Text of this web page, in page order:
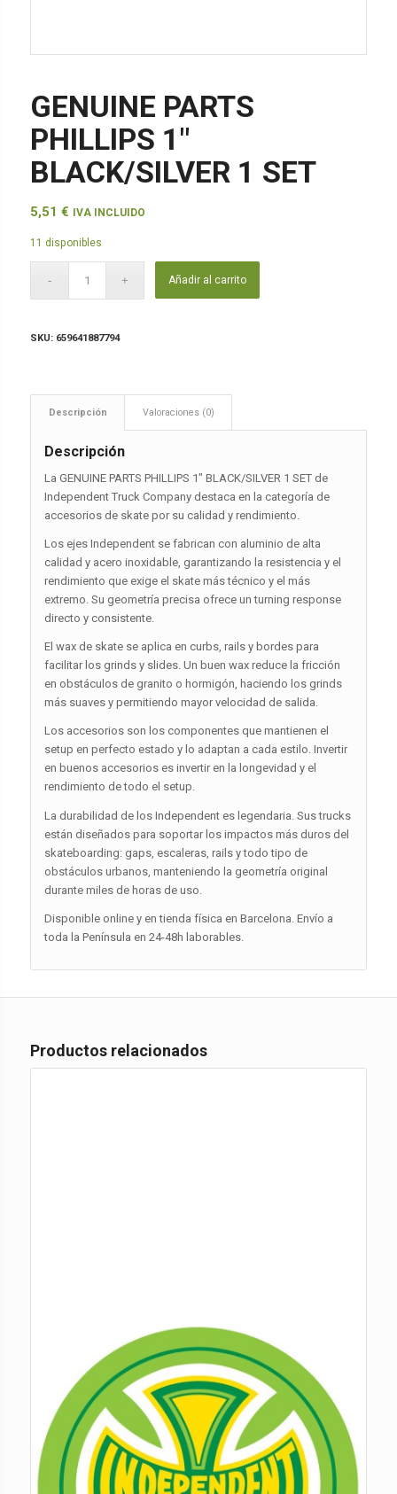
GENUINE PARTS
PHILLIPS 1″
BLACK/SILVER 1 SET
5,51 € IVA INCLUIDO
11 disponibles
Añadir al carrito
SKU: 659641887794
Descripción Valoraciones (0)
Descripción
La GENUINE PARTS PHILLIPS 1″ BLACK/SILVER 1 SET de
Independent Truck Company destaca en la categoría de
accesorios de skate por su calidad y rendimiento.
Los ejes Independent se fabrican con aluminio de alta
calidad y acero inoxidable, garantizando la resistencia y el
rendimiento que exige el skate más técnico y el más
extremo. Su geometría precisa ofrece un turning response
directo y consistente.
El wax de skate se aplica en curbs, rails y bordes para
facilitar los grinds y slides. Un buen wax reduce la fricción
en obstáculos de granito o hormigón, haciendo los grinds
más suaves y permitiendo mayor velocidad de salida.
Los accesorios son los componentes que mantienen el
setup en perfecto estado y lo adaptan a cada estilo. Invertir
en buenos accesorios es invertir en la longevidad y el
rendimiento de todo el setup.
La durabilidad de los Independent es legendaria. Sus trucks
están diseñados para soportar los impactos más duros del
skateboarding: gaps, escaleras, rails y todo tipo de
obstáculos urbanos, manteniendo la geometría original
durante miles de horas de uso.
Disponible online y en tienda física en Barcelona. Envío a
toda la Península en 24-48h laborables.
Productos relacionados